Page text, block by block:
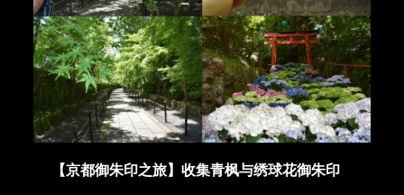
【京都御朱印之旅】收集青枫与绣球花御朱印